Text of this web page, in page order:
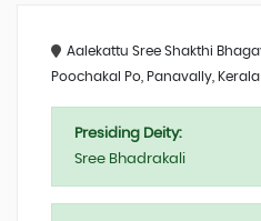
Aalekattu Sree Shakthi
Poochakal Po, Panavally,
Presiding Deity:
Sree Bhadrakali